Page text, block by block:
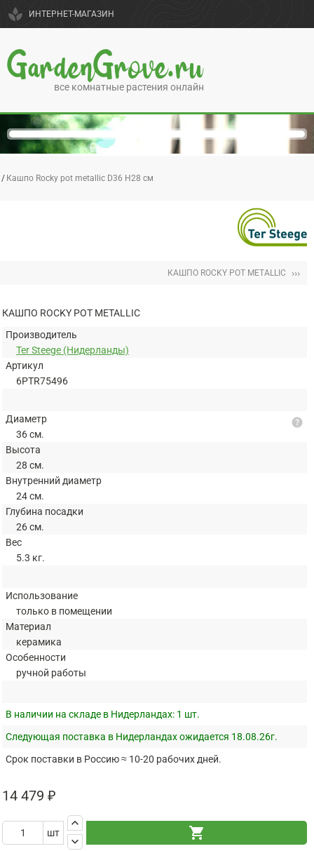
spa ИНТЕРНЕТ-МАГАЗИН
GardenGrove.ru
все комнатные растения онлайн
Кашпо Rocky pot metallic D36 H28 см
КАШПО ROCKY POT METALLIC ›››
КАШПО ROCKY POT METALLIC
Производитель
Ter Steege (Нидерланды)
Артикул
6PTR75496
Диаметр
36 см.
Высота
28 см.
Внутренний диаметр
24 см.
Глубина посадки
26 см.
Вес
5.3 кг.
help
Использование
только в помещении
Материал
керамика
Особенности
ручной работы
В наличии на складе в Нидерландах: 1 шт.
Следующая поставка в Нидерландах ожидается 18.08.26г.
Срок поставки в Россию ≈ 10-20 рабочих дней.
14 479 ₽
шт
keyboard_arrow_up
keyboard_arrow_down
shopping_cart